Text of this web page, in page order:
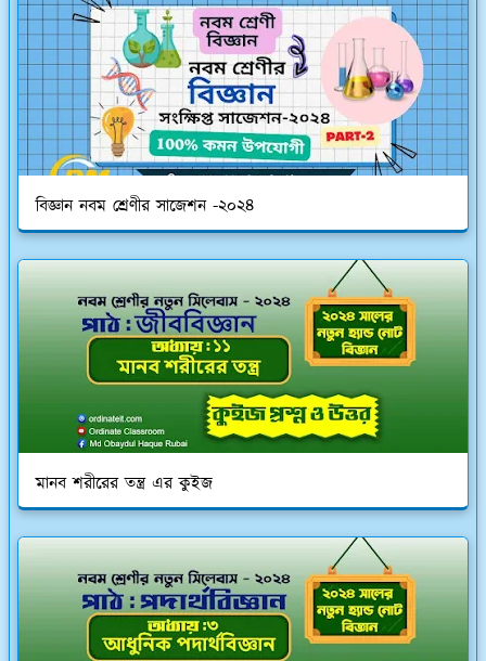
বিজ্ঞান নবম শ্রেণীর সাজেশন -২০২৪
মানব শরীরের তন্ত্র এর কুইজ